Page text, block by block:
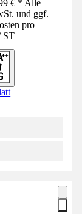
€ * Alle
und ggf.
pro
ST